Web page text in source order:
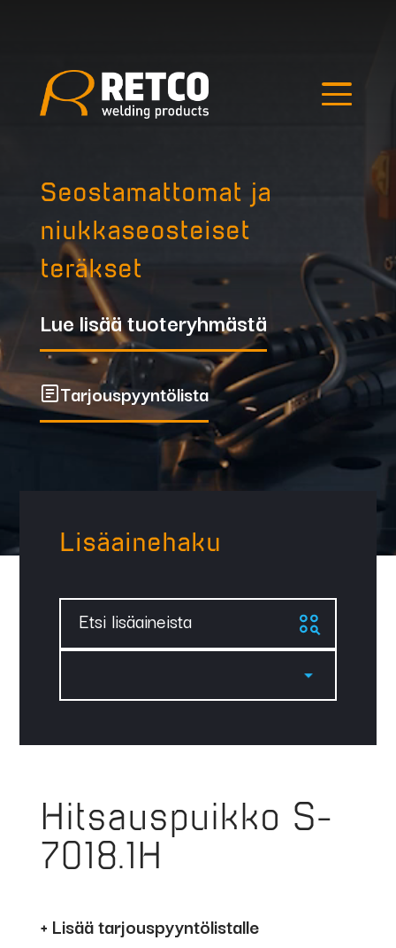
Seostamattomat ja
niukkaseosteiset
teräkset
Lue lisää tuoteryhmästä
Tarjouspyyntölista
Lisäainehaku
Etsi lisäaineista
Hitsauspuikko S-
7018.1H
+ Lisää tarjouspyyntölistalle
Hae tuotteista
Outlet